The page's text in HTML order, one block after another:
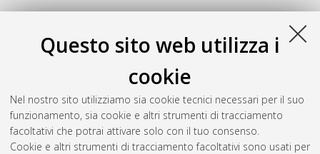
Questo sito web utilizza i
cookie
Nel nostro sito utilizziamo sia cookie tecnici necessari per il suo
funzionamento, sia cookie e altri strumenti di tracciamento
facoltativi che potrai attivare solo con il tuo consenso.
Cookie e altri strumenti di tracciamento facoltativi sono usati per
Dynamic stereochemistry of chiral axes.
Design and synthesis of stable atropisomers.
thesis], Alma Mater Studiorum Università di Bologna.
Dottorato di ricerca inChimica, 30 Ciclo. DOI
10.6092/unibo/amsdottorato/8518.